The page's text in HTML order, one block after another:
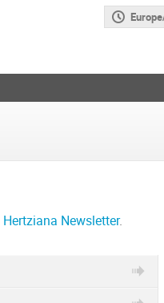
Hertziana Newsletter.